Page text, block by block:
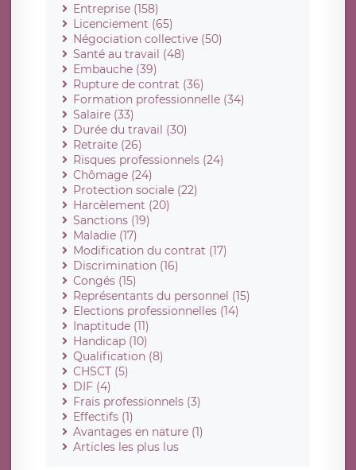
Entreprise (158)
Licenciement (65)
Négociation collective (50)
Santé au travail (48)
Embauche (39)
Rupture de contrat (36)
Formation professionnelle (34)
Salaire (33)
Durée du travail (30)
Retraite (26)
Risques professionnels (24)
Chômage (24)
Protection sociale (22)
Harcèlement (20)
Sanctions (19)
Maladie (17)
Modification du contrat (17)
Discrimination (16)
Congés (15)
Représentants du personnel (15)
Elections professionnelles (14)
Inaptitude (11)
Handicap (10)
Qualification (8)
CHSCT (5)
DIF (4)
Frais professionnels (3)
Effectifs (1)
Avantages en nature (1)
Articles les plus lus